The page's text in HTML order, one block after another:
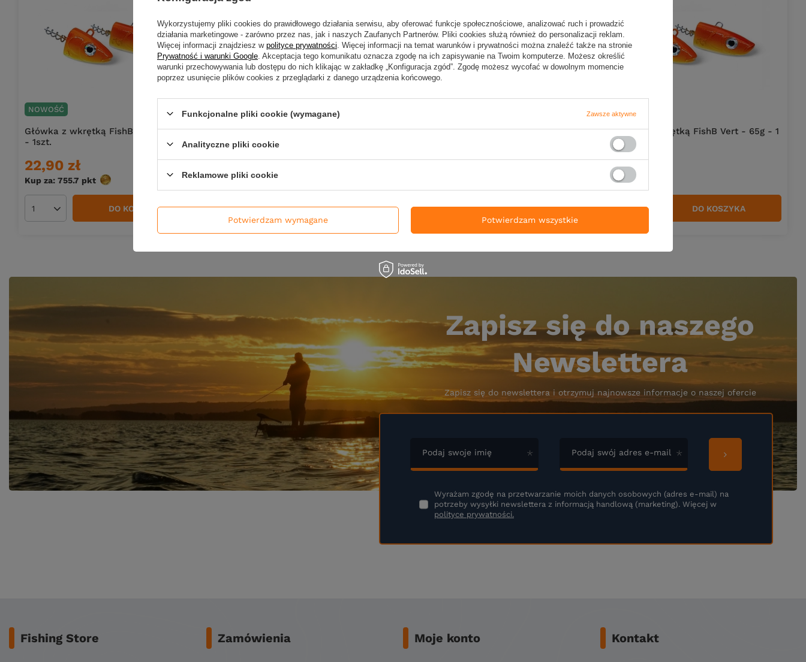
NOWOŚĆ
Główka z wkrętką FishB Vert - 35g - 1
- 1szt.
22,90 zł
Kup za: 755.7 pkt punktów
Ilość produktów DO KOSZYKA
NOWOŚĆ
Główka z wkrętką FishB Vert - 45g - 1
- 1szt.
22,90 zł
DO KOSZYKA
Główka z wkrętką FishB Vert - 55g - 1
27,50 zł
DO KOSZYKA
NOWOŚĆ
Główka z wkrętką FishB Vert - 65g - 1
- 1szt.
27,50 zł
DO KOSZYKA
Zapisz się do naszego
Newslettera
Zapisz się do newslettera i otrzymuj najnowsze informacje o naszej ofercie
Podaj swoje imię Podaj swój adres e-mail
Wyrażam zgodę na przetwarzanie moich danych osobowych (adres e-mail) na
potrzeby wysyłki newslettera z informacją handlową (marketing). Więcej w
polityce prywatności.
Fishing Store Zamówienia Moje konto Kontakt
Wykorzystujemy pliki cookies do prawidłowego działania serwisu, aby oferować funkcje społecznościowe, analizować ruch i prowadzić
działania marketingowe - zarówno przez nas, jak i naszych Zaufanych Partnerów. Pliki cookies służą również do personalizacji reklam.
Więcej informacji znajdziesz w polityce prywatności . Więcej informacji na temat warunków i prywatności można znaleźć także na stronie
Prywatność i warunki Google . Akceptacja tego komunikatu oznacza zgodę na ich zapisywanie na Twoim komputerze. Możesz określić
warunki przechowywania lub dostępu do nich klikając w zakładkę „Konfiguracja zgód”. Zgodę możesz wycofać w dowolnym momencie
poprzez usunięcie plików cookies z przeglądarki z danego urządzenia końcowego.
Funkcjonalne pliki cookie (wymagane) Zawsze aktywne
Analityczne pliki cookie
Reklamowe pliki cookie
Potwierdzam wymagane Potwierdzam wszystkie